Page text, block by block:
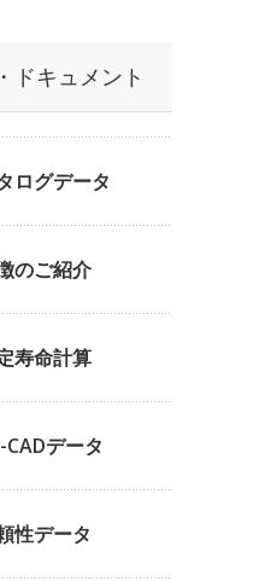
ドキュメント
ログデータ
のご紹介
寿命計算
CADデータ
性データ